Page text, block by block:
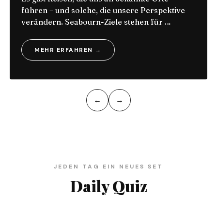
Erlebe die perfekte Verbindung aus alpiner
Natur und exklusiver Sterneküche. Von
nachhaltigen …
JEDEN TAG EIN NEUES SET